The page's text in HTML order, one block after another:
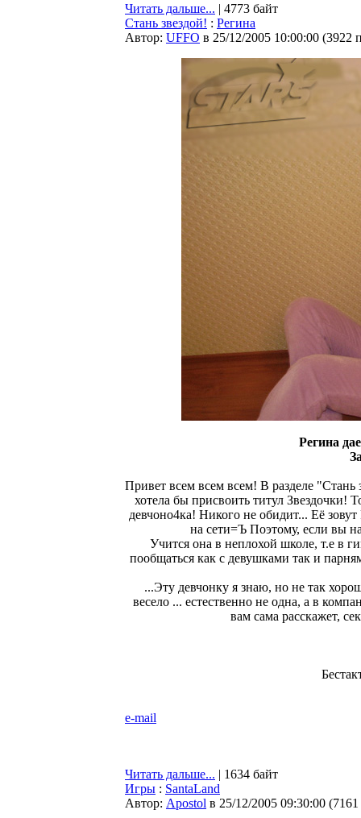
Читать дальше... | 4773 байт
Стань звездой! : Регина
Автор: UFFO в 25/12/2005 10:00:00 (3922
Регина
Привет всем всем всем! В разделе "Стань
хотела бы присвоить титул Звездочки!
девчоно4ка! Никого не обидит... Её
на сети=Ъ Поэтому, если вы
Учится она в неплохой школе, т.е в
пообщаться как с девушками так и
...Эту девчонку я знаю, но не так
весело ... естественно не одна, а в
вам сама расскажет,
e-mail
Читать дальше... | 1634 байт
Игры : SantaLand
Автор: Apostol в 25/12/2005 09:30:00 (